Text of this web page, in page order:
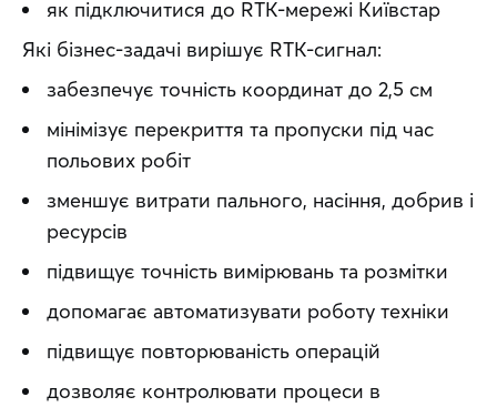
як підключитися до RTK-мережі Київстар
Які бізнес-задачі вирішує RTK-сигнал:
забезпечує точність координат до 2,5 см
мінімізує перекриття та пропуски під час
польових робіт
зменшує витрати пального, насіння, добрив і
ресурсів
підвищує точність вимірювань та розмітки
допомагає автоматизувати роботу техніки
підвищує повторюваність операцій
дозволяє контролювати процеси в